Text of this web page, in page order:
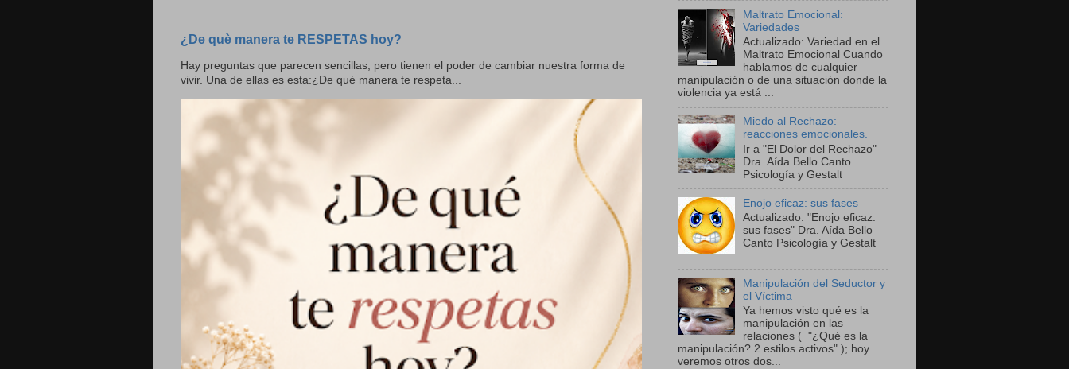
¿De què manera te RESPETAS hoy?
Hay preguntas que parecen sencillas, pero tienen el poder de cambiar nuestra forma de
vivir. Una de ellas es esta:¿De qué manera te respeta...
Maltrato Emocional:
Variedades
Actualizado: Variedad en el
Maltrato Emocional Cuando
hablamos de cualquier
manipulación o de una situación donde la
violencia ya está ...
Miedo al Rechazo:
reacciones emocionales.
Ir a "El Dolor del Rechazo"
Dra. Aída Bello Canto
Psicología y Gestalt
Enojo eficaz: sus fases
Actualizado: "Enojo eficaz:
sus fases" Dra. Aída Bello
Canto Psicología y Gestalt
Manipulación del Seductor y
el Víctima
Ya hemos visto qué es la
manipulación en las
relaciones ( "¿Qué es la
manipulación? 2 estilos activos" ); hoy
veremos otros dos...